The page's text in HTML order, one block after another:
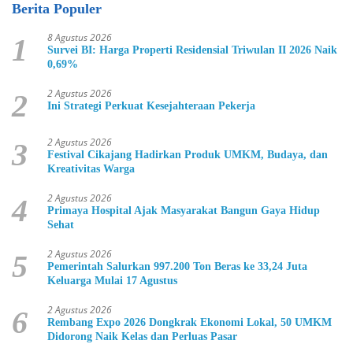
Berita Populer
1 8 Agustus 2026
Survei BI: Harga Properti Residensial Triwulan II 2026 Naik
0,69%
2 2 Agustus 2026
Ini Strategi Perkuat Kesejahteraan Pekerja
3 2 Agustus 2026
Festival Cikajang Hadirkan Produk UMKM, Budaya, dan
Kreativitas Warga
4 2 Agustus 2026
Primaya Hospital Ajak Masyarakat Bangun Gaya Hidup
Sehat
5 2 Agustus 2026
Pemerintah Salurkan 997.200 Ton Beras ke 33,24 Juta
Keluarga Mulai 17 Agustus
6 2 Agustus 2026
Rembang Expo 2026 Dongkrak Ekonomi Lokal, 50 UMKM
Didorong Naik Kelas dan Perluas Pasar